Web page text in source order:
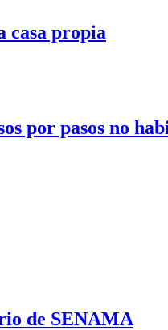
casa propia
por pasos no
de SENAMA